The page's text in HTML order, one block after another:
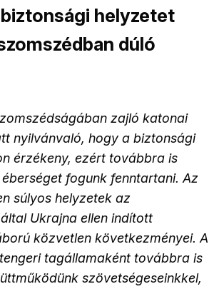
helyzetet
dúló
zajló katonai
nyilvánvaló, hogy a biztonsági
érzékeny, ezért továbbra is
fogunk fenntartani. Az
súlyos helyzetek az
Ukrajna ellen indított
közvetlen következményei. A
tagállamaként továbbra is
szövetségeseinkkel,